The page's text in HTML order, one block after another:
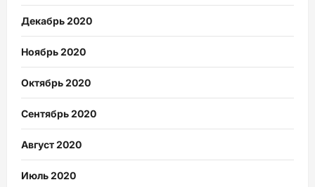
Декабрь 2020
Ноябрь 2020
Октябрь 2020
Сентябрь 2020
Август 2020
Июль 2020